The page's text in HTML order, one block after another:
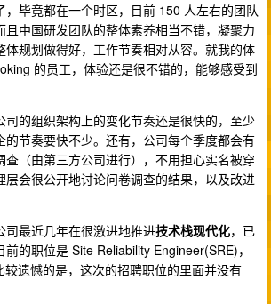
，毕竟都在一个时区，目前 150 人左右的团队
且中国研发团队的整体素养相当不错，凝聚力
体规划做得好，工作节奏相对从容。就我的体
的员工，体验还是很不错的，能够感受到
司的组织架构上的变化节奏还是很快的，至少
的节奏要快不少。还有，公司每个季度都会有
查（由第三方公司进行），不用担心实名被穿
层会很公开地讨论问卷调查的结果，以及改进
司最近几年在很激进地推进技术栈现代化，已
的职位是 Site Reliability Engineer(SRE)，
遗憾的是，这次的招聘职位的里面并没有